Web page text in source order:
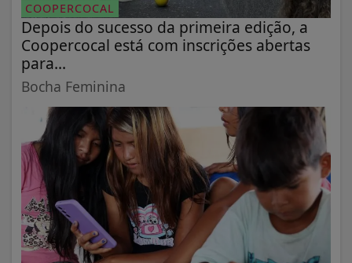
COOPERCOCAL
Depois do sucesso da primeira edição, a
Coopercocal está com inscrições abertas
para...
Bocha Feminina